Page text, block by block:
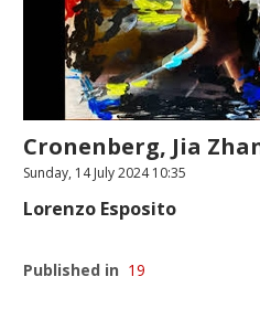
Cronenberg, Jia
Sunday, 14 July 2024 10:35
Lorenzo Esposito
Published in 19